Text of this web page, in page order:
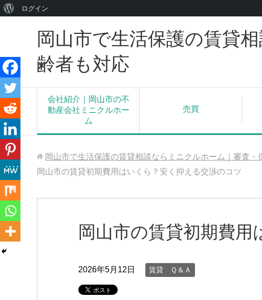
岡山市で生活保護の賃貸
齢者も対応
会社紹介｜岡山市の不
動産会社ミニクルホー
ム
売買
岡山市で生活保護の賃貸相談ならミニクルホーム｜審査・
岡山市の賃貸初期費用はいくら？安く抑える交渉のコツ
岡山市の賃貸初期費
2026年5月12日 賃貸 Ｑ＆Ａ
WordPress
い
て
ログイン